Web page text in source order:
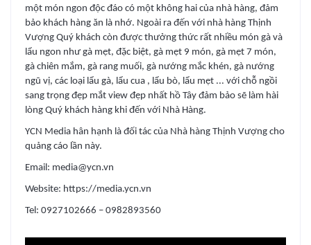
một món ngon độc đáo có một không hai của nhà hàng, đảm
bảo khách hàng ăn là nhớ. Ngoài ra đến với nhà hàng Thịnh
Vượng Quý khách còn được thưởng thức rất nhiều món gà và
lẩu ngon như gà mẹt, đặc biệt, gà mẹt 9 món, gà mẹt 7 món,
gà chiên mắm, gà rang muối, gà nướng mắc khén, gà nướng
ngũ vị, các loại lẩu gà, lẩu cua , lẩu bò, lẩu mẹt ... với chỗ ngồi
sang trọng đẹp mắt view đẹp nhất hồ Tây đảm bảo sẽ làm hài
lòng Quý khách hàng khi đến với Nhà Hàng.
YCN Media hân hạnh là đối tác của Nhà hàng Thịnh Vượng cho
quảng cáo lần này.
Email: media@ycn.vn
Website: https://media.ycn.vn
Tel: 0927102666 – 0982893560